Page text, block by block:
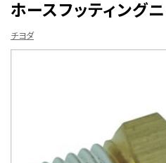
ホースフッティン
チヨダ